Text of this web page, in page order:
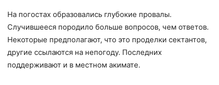
На погостах образовались глубокие провалы.
Случившееся породило больше вопросов, чем ответов.
Некоторые предполагают, что это проделки сектантов,
другие ссылаются на непогоду. Последних
поддерживают и в местном акимате.